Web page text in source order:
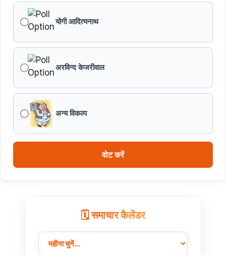
योगी आदित्यनाथ
अरविन्द केजरीवाल
अन्य विकल्प
वोट करें
🗓️ समाचार कैलेंडर